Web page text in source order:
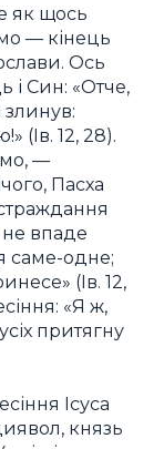
як щось
— кінець
Ось
і Син: «Отче,
злинув:
(Ів. 12, 28).
—
Пасха
впаде
саме-одне;
(Ів. 12,
«Я ж,
притягну
Ісуса
князь